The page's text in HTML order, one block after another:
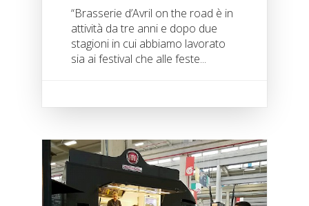
“Brasserie d’Avril on the road è in
attività da tre anni e dopo due
stagioni in cui abbiamo lavorato
sia ai festival che alle feste...